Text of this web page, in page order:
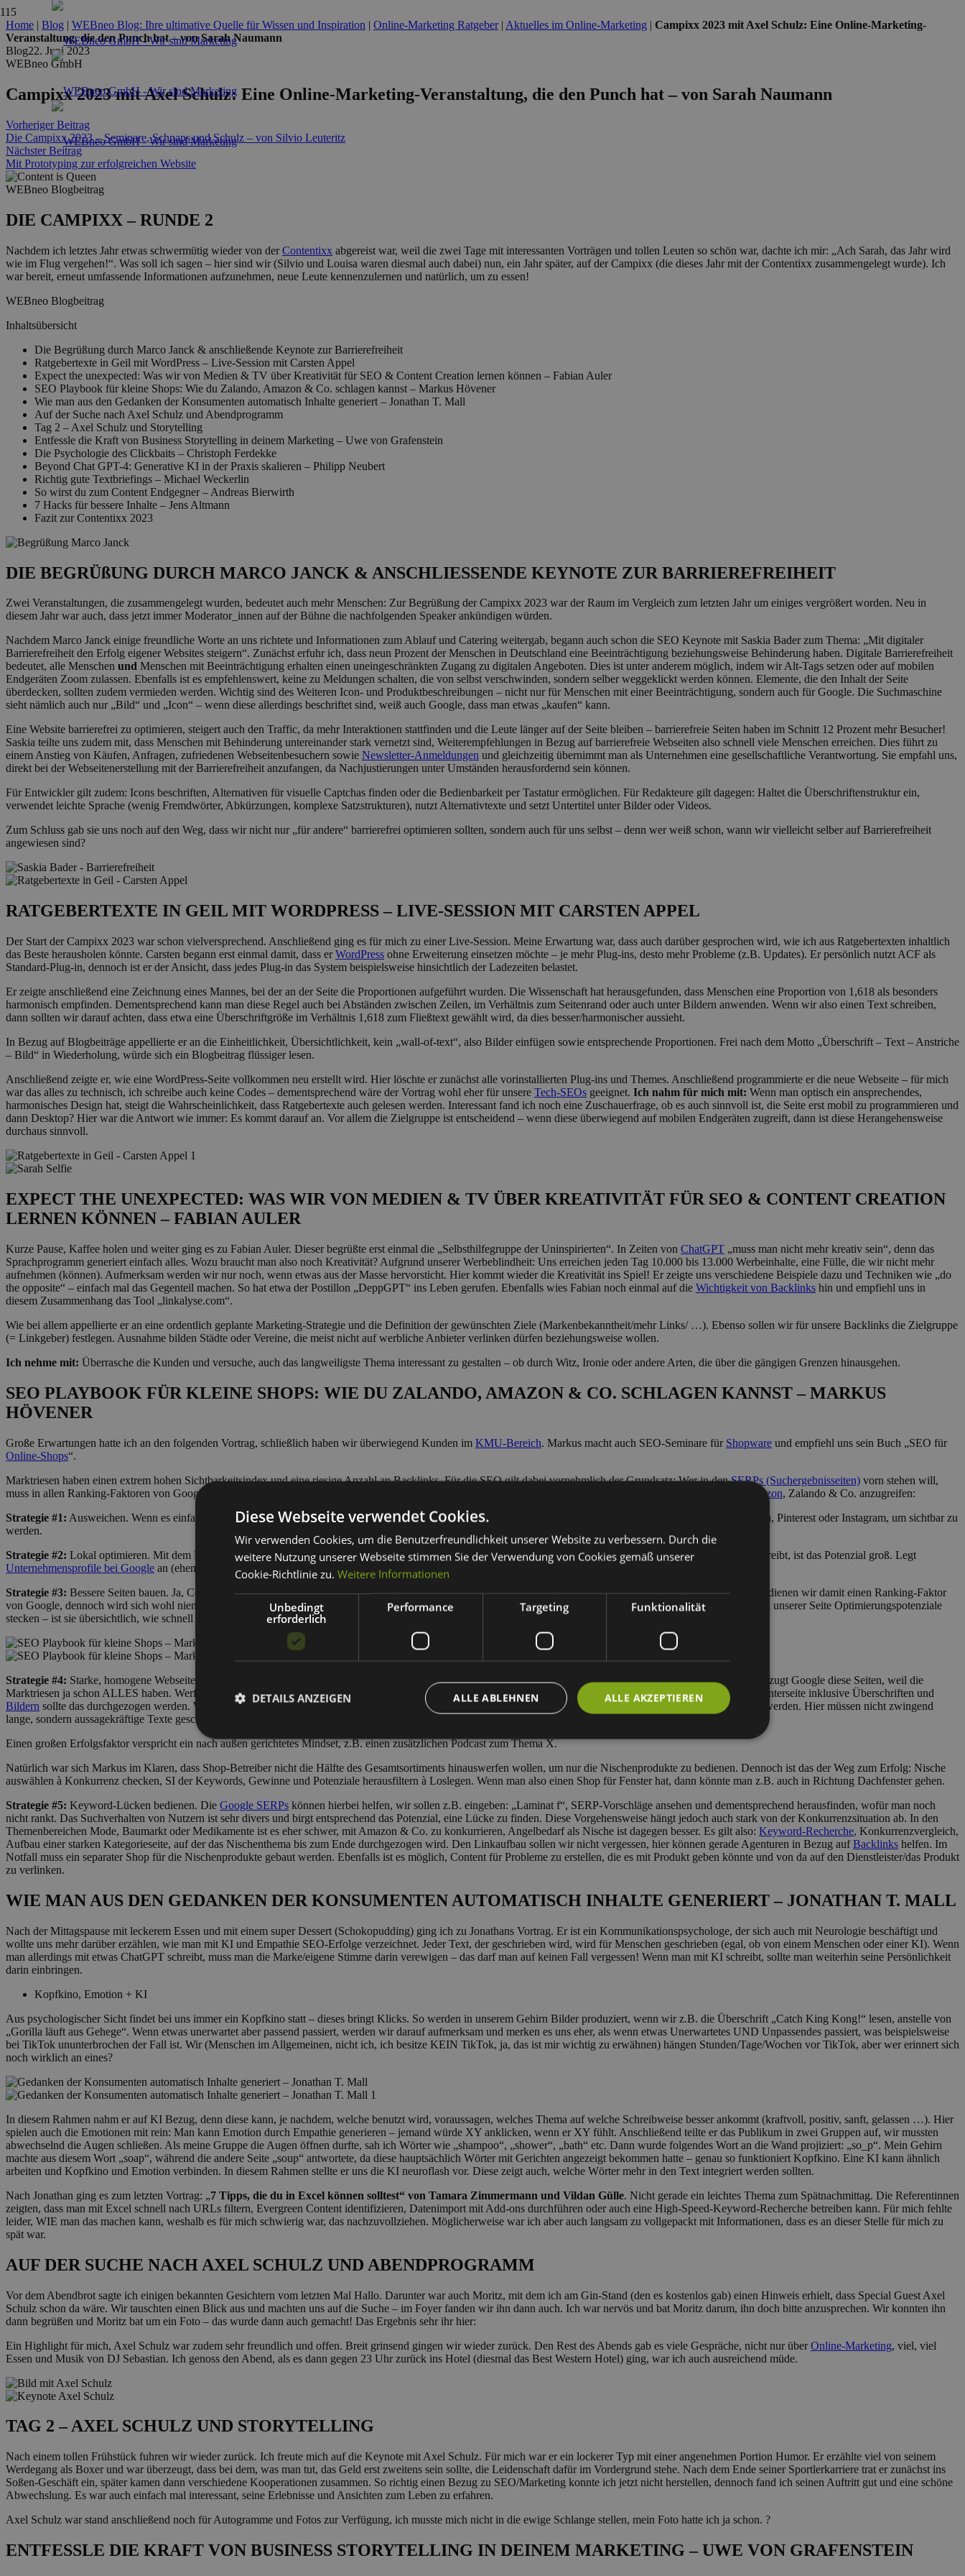
Home | Blog | WEBneo Blog: Ihre ultimative Quelle für Wissen und Inspiration | Online-Marketing Ratgeber| Aktuelles im Online-Marketing | Campixx 2023 mit Axel Schulz: Eine Online-Marketing-
Veranstaltung, die den Punch hat – von Sarah Naumann
Blog22. Juni 2023
WEBneo GmbH
Campixx 2023 mit Axel Schulz: Eine Online-Marketing-Veranstaltung, die den Punch hat – von Sarah Naumann
Vorheriger Beitrag
Die Campixx 2023 – Seminare, Schnaps und Schulz – von Silvio Leuteritz
Nächster Beitrag
Mit Prototyping zur erfolgreichen Website
WEBneo Blogbeitrag
DIE CAMPIXX – RUNDE 2
Nachdem ich letztes Jahr etwas schwermütig wieder von derContentixx abgereist war, weil die zwei Tage mit interessanten Vorträgen und tollen Leuten so schön war, dachte ich mir: „Ach Sarah, das Jahr wird
wie im Flug vergehen!“. Was soll ich sagen – hier sind wir (Silvio und Louisa waren diesmal auch dabei) nun, ein Jahr später, auf der Campixx (die dieses Jahr mit der Contentixx zusammengelegt wurde). Ich
war bereit, erneut umfassende Informationen aufzunehmen, neue Leute kennenzulernen und natürlich, um zu essen!
WEBneo Blogbeitrag
Inhaltsübersicht
Die Begrüßung durch Marco Janck & anschließende Keynote zur Barrierefreiheit
Ratgebertexte in Geil mit WordPress – Live-Session mit Carsten Appel
Expect the unexpected: Was wir von Medien & TV über Kreativität für SEO & Content Creation lernen können – Fabian Auler
SEO Playbook für kleine Shops: Wie du Zalando, Amazon & Co. schlagen kannst – Markus Hövener
Wie man aus den Gedanken der Konsumenten automatisch Inhalte generiert – Jonathan T. Mall
Auf der Suche nach Axel Schulz und Abendprogramm
Tag 2 – Axel Schulz und Storytelling
Entfessle die Kraft von Business Storytelling in deinem Marketing – Uwe von Grafenstein
Die Psychologie des Clickbaits – Christoph Ferdekke
Beyond Chat GPT-4: Generative KI in der Praxis skalieren – Philipp Neubert
Richtig gute Textbriefings – Michael Weckerlin
So wirst du zum Content Endgegner – Andreas Bierwirth
7 Hacks für bessere Inhalte – Jens Altmann
Fazit zur Contentixx 2023
DIE BEGRÜßUNG DURCH MARCO JANCK & ANSCHLIESSENDE KEYNOTE ZUR BARRIEREFREIHEIT
Zwei Veranstaltungen, die zusammengelegt wurden, bedeutet auch mehr Menschen: Zur Begrüßung der Campixx 2023 war der Raum im Vergleich zum letzten Jahr um einiges vergrößert worden. Neu in
diesem Jahr war auch, dass jetzt immer Moderator_innen auf der Bühne die nachfolgenden Speaker ankündigen würden.
Nachdem Marco Janck einige freundliche Worte an uns richtete und Informationen zum Ablauf und Catering weitergab, begann auch schon die SEO Keynote mit Saskia Bader zum Thema: „Mit digitaler
Barrierefreiheit den Erfolg eigener Websites steigern“. Zunächst erfuhr ich, dass neun Prozent der Menschen in Deutschland eine Beeinträchtigung beziehungsweise Behinderung haben. Digitale Barrierefreiheit
bedeutet, alle Menschen und Menschen mit Beeinträchtigung erhalten einen uneingeschränkten Zugang zu digitalen Angeboten. Dies ist unter anderem möglich, indem wir Alt-Tags setzen oder auf mobilen
Endgeräten Zoom zulassen. Ebenfalls ist es empfehlenswert, keine zu Meldungen schalten, die von selbst verschwinden, sondern selber weggeklickt werden können. Elemente, die den Inhalt der Seite
überdecken, sollten zudem vermieden werden. Wichtig sind des Weiteren Icon- und Produktbeschreibungen – nicht nur für Menschen mit einer Beeinträchtigung, sondern auch für Google. Die Suchmaschine
sieht nämlich auch nur „Bild“ und „Icon“ – wenn diese allerdings beschriftet sind, weiß auch Google, dass man etwas „kaufen“ kann.
Eine Website barrierefrei zu optimieren, steigert auch den Traffic, da mehr Interaktionen stattfinden und die Leute länger auf der Seite bleiben – barrierefreie Seiten haben im Schnitt 12 Prozent mehr Besucher!
Saskia teilte uns zudem mit, dass Menschen mit Behinderung untereinander stark vernetzt sind, Weiterempfehlungen in Bezug auf barrierefreie Webseiten also schnell viele Menschen erreichen. Dies führt zu
einem Anstieg von Käufen, Anfragen, zufriedenen Webseitenbesuchern sowie Newsletter-Anmeldungen und gleichzeitig übernimmt man als Unternehmen eine gesellschaftliche Verantwortung. Sie empfahl uns,
direkt bei der Webseitenerstellung mit der Barrierefreiheit anzufangen, da Nachjustierungen unter Umständen herausfordernd sein können.
Für Entwickler gilt zudem: Icons beschriften, Alternativen für visuelle Captchas finden oder die Bedienbarkeit per Tastatur ermöglichen. Für Redakteure gilt dagegen: Haltet die Überschriftenstruktur ein,
verwendet leichte Sprache (wenig Fremdwörter, Abkürzungen, komplexe Satzstrukturen), nutzt Alternativtexte und setzt Untertitel unter Bilder oder Videos.
Zum Schluss gab sie uns noch auf den Weg, dass wir nicht nur „für andere“ barrierefrei optimieren sollten, sondern auch für uns selbst – denn wer weiß schon, wann wir vielleicht selber auf Barrierefreiheit
angewiesen sind?
RATGEBERTEXTE IN GEIL MIT WORDPRESS – LIVE-SESSION MIT CARSTEN APPEL
Der Start der Campixx 2023 war schon vielversprechend. Anschließend ging es für mich zu einer Live-Session. Meine Erwartung war, dass auch darüber gesprochen wird, wie ich aus Ratgebertexten inhaltlich
das Beste herausholen könnte. Carsten begann erst einmal damit, dass erWordPress ohne Erweiterung einsetzen möchte – je mehr Plug-ins, desto mehr Probleme (z.B. Updates). Er persönlich nutzt ACF als
Standard-Plug-in, dennoch ist er der Ansicht, dass jedes Plug-in das System beispielsweise hinsichtlich der Ladezeiten belastet.
Er zeigte anschließend eine Zeichnung eines Mannes, bei der an der Seite die Proportionen aufgeführt wurden. Die Wissenschaft hat herausgefunden, dass Menschen eine Proportion von 1,618 als besonders
harmonisch empfinden. Dementsprechend kann man diese Regel auch bei Abständen zwischen Zeilen, im Verhältnis zum Seitenrand oder auch unter Bildern anwenden. Wenn wir also einen Text schreiben,
dann sollten wir darauf achten, dass etwa eine Überschriftgröße im Verhältnis 1,618 zum Fließtext gewählt wird, da dies besser/harmonischer aussieht.
In Bezug auf Blogbeiträge appellierte er an die Einheitlichkeit, Übersichtlichkeit, kein „wall-of-text“, also Bilder einfügen sowie entsprechende Proportionen. Frei nach dem Motto „Überschrift – Text – Anstriche
– Bild“ in Wiederholung, würde sich ein Blogbeitrag flüssiger lesen.
Anschließend zeigte er, wie eine WordPress-Seite vollkommen neu erstellt wird. Hier löschte er zunächst alle vorinstallierten Plug-ins und Themes. Anschließend programmierte er die neue Webseite – für mich
war das alles zu technisch, ich schreibe auch keine Codes – dementsprechend wäre der Vortrag wohl eher für unsere Tech-SEOs geeignet. Ich nahm für mich mit: Wenn man optisch ein ansprechendes,
harmonisches Design hat, steigt die Wahrscheinlichkeit, dass Ratgebertexte auch gelesen werden. Interessant fand ich noch eine Zuschauerfrage, ob es auch sinnvoll ist, die Seite erst mobil zu programmieren und
dann Desktop? Hier war die Antwort wie immer: Es kommt darauf an. Vor allem die Zielgruppe ist entscheidend – wenn diese überwiegend auf mobilen Endgeräten zugreift, dann ist diese Herangehensweise
durchaus sinnvoll.
EXPECT THE UNEXPECTED: WAS WIR VON MEDIEN & TV ÜBER KREATIVITÄT FÜR SEO & CONTENT CREATION
LERNEN KÖNNEN – FABIAN AULER
Kurze Pause, Kaffee holen und weiter ging es zu Fabian Auler. Dieser begrüßte erst einmal die „Selbsthilfegruppe der Uninspirierten“. In Zeiten von ChatGPT „muss man nicht mehr kreativ sein“, denn das
Sprachprogramm generiert einfach alles. Wozu braucht man also noch Kreativität? Aufgrund unserer Werbeblindheit: Uns erreichen jeden Tag 10.000 bis 13.000 Werbeinhalte, eine Fülle, die wir nicht mehr
aufnehmen (können). Aufmerksam werden wir nur noch, wenn etwas aus der Masse hervorsticht. Hier kommt wieder die Kreativität ins Spiel! Er zeigte uns verschiedene Beispiele dazu und Techniken wie „do
the opposite“ – einfach mal das Gegenteil machen. So hat etwa der Postillon „DeppGPT“ ins Leben gerufen. Ebenfalls wies Fabian noch einmal auf die Wichtigkeit von Backlinks hin und empfiehl uns in
diesem Zusammenhang das Tool „linkalyse.com“.
Wie bei allem appellierte er an eine ordentlich geplante Marketing-Strategie und die Definition der gewünschten Ziele (Markenbekanntheit/mehr Links/ …). Ebenso sollen wir für unsere Backlinks die Zielgruppe
(= Linkgeber) festlegen. Ausnahme bilden Städte oder Vereine, die meist nicht auf werbliche Anbieter verlinken dürfen beziehungsweise wollen.
Ich nehme mit: Überrasche die Kunden und versuche, auch das langweiligste Thema interessant zu gestalten – ob durch Witz, Ironie oder andere Arten, die über die gängigen Grenzen hinausgehen.
SEO PLAYBOOK FÜR KLEINE SHOPS: WIE DU ZALANDO, AMAZON & CO. SCHLAGEN KANNST – MARKUS
HÖVENER
Große Erwartungen hatte ich an den folgenden Vortrag, schließlich haben wir überwiegend Kunden im KMU-Bereich. Markus macht auch SEO-Seminare für Shopware und empfiehl uns sein Buch „SEO für
Online-Shops“.
Marktriesen haben einen extrem hohen Sichtbarkeitsindex und eine riesige Anzahl an Backlinks. Für die SEO gilt dabei vornehmlich der Grundsatz: Wer in denSERPs (Suchergebnisseiten) vorn stehen will,
muss in allen Ranking-Faktoren von Google (+ 200) gut sein. Nun können einige Strategien für kleine und mittelständische Unternehmen angewendet werden, um
Amazon, Zalando & Co. anzugreifen:
Strategie #1: Ausweichen. Wenn es einfach nicht möglich ist, „größer“ als die Marktriesen zu werden, sollte man es über andere Kanäle versuchen: Nutzt
, Amazon, Pinterest oder Instagram, um sichtbar zu
werden.
Strategie #2: Lokal optimieren. Mit dem Keyword „Rotwein kaufen“ wird es vermutlich nichts mit Platz 1 bei Google, wenn man allerdings die Stadt noch dahinter schreibt, ist das Potenzial groß. Legt
Unternehmensprofile bei Google an (ehemals Google MyBusiness)!
Strategie #3: Bessere Seiten bauen. Ja, Content is king, aber zwingend (noch) längereSEO-Texteals OBI oder Otto.de bilden keinen Mehrwert für die Nutzer. Zwar bedienen wir damit einen Ranking-Faktor
von Google, dennoch wird sich wohl niemand 3.000 Wörter über „Hosen kaufen“ durchlesen – wie immer: Qualität vor Quantität. Wir sollten stattdessen schauen, wo in unserer Seite Optimierungspotenziale
stecken – ist sie übersichtlich, wie schnell kommt man zum Bezahlen?
Strategie #4: Starke, homogene Webseite erstellen. Am besten ist es wohl, wenn KMU nicht ein Vollsortiment einstellen, sondern ihr Angebot spezifizieren. Dann bevorzugt Google diese Seiten, weil die
Marktriesen ja schon ALLES haben. Werft die Rotweine aus der ganzen Welt raus und konzentriert euch nur auf Wein aus Südafrika. Von der Startseite bis zur letzten Unterseite inklusive Überschriften und
Bildern sollte das durchgezogen werden. Weitere Keywords können mit starken Inhalten, etwa im Blogbereich zu den „wichtigsten Weingütern und Regionen“ bedient werden. Hier müssen nicht zwingend
lange, sondern aussagekräftige Texte geschrieben werden.
Einen großen Erfolgsfaktor verspricht ein nach außen gerichtetes Mindset, z.B. einen zusätzlichen Podcast zum Thema X.
Natürlich war sich Markus im Klaren, dass Shop-Betreiber nicht die Hälfte des Gesamtsortiments hinauswerfen wollen, um nur die Nischenprodukte zu bedienen. Dennoch ist das der Weg zum Erfolg: Nische
auswählen à Konkurrenz checken, SI der Keywords, Gewinne und Potenziale herausfiltern à Loslegen. Wenn man also einen Shop für Fenster hat, dann könnte man z.B. auch in Richtung Dachfenster gehen.
Strategie #5: Keyword-Lücken bedienen. Die Google SERPs können hierbei helfen, wir sollen z.B. eingeben: „Laminat f“, SERP-Vorschläge ansehen und dementsprechend herausfinden, wofür man noch
nicht rankt. Das Suchverhalten von Nutzern ist sehr divers und birgt entsprechend das Potenzial, eine Lücke zu finden. Diese Vorgehensweise hängt jedoch auch stark von der Konkurrenzsituation ab. In den
Themenbereichen Mode, Baumarkt oder Medikamente ist es eher schwer, mit Amazon & Co. zu konkurrieren, Angelbedarf als Nische ist dagegen besser. Es gilt also: Keyword-Recherche, Konkurrenzvergleich,
Aufbau einer starken Kategorieseite, auf der das Nischenthema bis zum Ende durchgezogen wird. Den Linkaufbau sollen wir nicht vergessen, hier können gerade Agenturen in Bezug aufBacklinks helfen. Im
Notfall muss ein separater Shop für die Nischenprodukte gebaut werden. Ebenfalls ist es möglich, Content für Probleme zu erstellen, die es mit Produkt geben könnte und von da auf den Dienstleister/das Produkt
zu verlinken.
WIE MAN AUS DEN GEDANKEN DER KONSUMENTEN AUTOMATISCH INHALTE GENERIERT – JONATHAN T. MALL
Nach der Mittagspause mit leckerem Essen und mit einem super Dessert (Schokopudding) ging ich zu Jonathans Vortrag. Er ist ein Kommunikationspsychologe, der sich auch mit Neurologie beschäftigt und
wollte uns mehr darüber erzählen, wie man mit KI und Empathie SEO-Erfolge verzeichnet. Jeder Text, der geschrieben wird, wird für Menschen geschrieben (egal, ob von einem Menschen oder einer KI). Wenn
man allerdings mit etwas ChatGPT schreibt, muss man die Marke/eigene Stimme darin verewigen – das darf man auf keinen Fall vergessen! Wenn man mit KI schreibt, sollte man weiterhin seine Persönlichkeit
darin einbringen.
Kopfkino, Emotion + KI
Aus psychologischer Sicht findet bei uns immer ein Kopfkino statt – dieses bringt Klicks. So werden in unserem Gehirn Bilder produziert, wenn wir z.B. die Überschrift „Catch King Kong!“ lesen, anstelle von
„Gorilla läuft aus Gehege“. Wenn etwas unerwartet aber passend passiert, werden wir darauf aufmerksam und merken es uns eher, als wenn etwas Unerwartetes UND Unpassendes passiert, was beispielsweise
bei TikTok ununterbrochen der Fall ist. Wir (Menschen im Allgemeinen, nicht ich, ich besitze KEIN TikTok, ja, das ist mir wichtig zu erwähnen) hängen Stunden/Tage/Wochen vor TikTok, aber wer erinnert sich
noch wirklich an eines?
In diesem Rahmen nahm er auf KI Bezug, denn diese kann, je nachdem, welche benutzt wird, voraussagen, welches Thema auf welche Schreibweise besser ankommt (kraftvoll, positiv, sanft, gelassen …). Hier
spielen auch die Emotionen mit rein: Man kann Emotion durch Empathie generieren – jemand würde XY anklicken, wenn er XY fühlt. Anschließend teilte er das Publikum in zwei Gruppen auf, wir mussten
abwechselnd die Augen schließen. Als meine Gruppe die Augen öffnen durfte, sah ich Wörter wie „shampoo“, „shower“, „bath“ etc. Dann wurde folgendes Wort an die Wand projiziert: „so_p“. Mein Gehirn
machte aus diesem Wort „soap“, während die andere Seite „soup“ antwortete, da diese hauptsächlich Wörter mit Gerichten angezeigt bekommen hatte – genau so funktioniert Kopfkino. Eine KI kann ähnlich
arbeiten und Kopfkino und Emotion verbinden. In diesem Rahmen stellte er uns die KI neuroflash vor. Diese zeigt auch, welche Wörter mehr in den Text integriert werden sollten.
Nach Jonathan ging es zum letzten Vortrag: „7 Tipps, die du in Excel können solltest“ von Tamara Zimmermann und Vildan Gülle. Nicht gerade ein leichtes Thema zum Spätnachmittag. Die Referentinnen
zeigten, dass man mit Excel schnell nach URLs filtern, Evergreen Content identifizieren, Datenimport mit Add-ons durchführen oder auch eine High-Speed-Keyword-Recherche betreiben kann. Für mich fehlte
leider, WIE man das machen kann, weshalb es für mich schwierig war, das nachzuvollziehen. Möglicherweise war ich aber auch langsam zu vollgepackt mit Informationen, dass es an dieser Stelle für mich zu
spät war.
AUF DER SUCHE NACH AXEL SCHULZ UND ABENDPROGRAMM
Vor dem Abendbrot sagte ich einigen bekannten Gesichtern vom letzten Mal Hallo. Darunter war auch Moritz, mit dem ich am Gin-Stand (den es kostenlos gab) einen Hinweis erhielt, dass Special Guest Axel
Schulz schon da wäre. Wir tauschten einen Blick aus und machten uns auf die Suche – im Foyer fanden wir ihn dann auch. Ich war nervös und bat Moritz darum, ihn doch bitte anzusprechen. Wir konnten ihn
dann begrüßen und Moritz bat um ein Foto – das wurde dann auch gemacht! Das Ergebnis sehr ihr hier:
Ein Highlight für mich, Axel Schulz war zudem sehr freundlich und offen. Breit grinsend gingen wir wieder zurück. Den Rest des Abends gab es viele Gespräche, nicht nur überOnline-Marketing, viel, viel
Essen und Musik von DJ Sebastian. Ich genoss den Abend, als es dann gegen 23 Uhr zurück ins Hotel (diesmal das Best Western Hotel) ging, war ich auch ausreichend müde.
TAG 2 – AXEL SCHULZ UND STORYTELLING
Nach einem tollen Frühstück fuhren wir wieder zurück. Ich freute mich auf die Keynote mit Axel Schulz. Für mich war er ein lockerer Typ mit einer angenehmen Portion Humor. Er erzählte viel von seinem
Werdegang als Boxer und war überzeugt, dass bei dem, was man tut, das Geld erst zweitens sein sollte, die Leidenschaft dafür im Vordergrund stehe. Nach dem Ende seiner Sportlerkarriere trat er zunächst ins
Soßen-Geschäft ein, später kamen dann verschiedene Kooperationen zusammen. So richtig einen Bezug zu SEO/Marketing konnte ich jetzt nicht herstellen, dennoch fand ich seinen Auftritt gut und eine schöne
Abwechslung. Es war auch einfach mal interessant, seine Erlebnisse und Ansichten zum Leben zu erfahren.
Axel Schulz war stand anschließend noch für Autogramme und Fotos zur Verfügung, ich musste mich nicht in die ewige Schlange stellen, mein Foto hatte ich ja schon. ?
ENTFESSLE DIE KRAFT VON BUSINESS STORYTELLING IN DEINEM MARKETING – UWE VON GRAFENSTEIN
Diese Webseite verwendet Cookies.
Wir verwenden Cookies, um die Benutzerfreundlichkeit unserer Website zu verbessern. Durch die
weitere Nutzung unserer Webseite stimmen Sie der Verwendung von Cookies gemäß unserer
Cookie-Richtlinie zu. Weitere Informationen
Unbedingt
erforderlich
Performance Targeting Funktionalität
ALLE AKZEPTIEREN
ALLE ABLEHNEN
DETAILS ANZEIGEN